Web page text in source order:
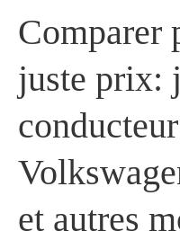
Comparer
juste prix:
et autres